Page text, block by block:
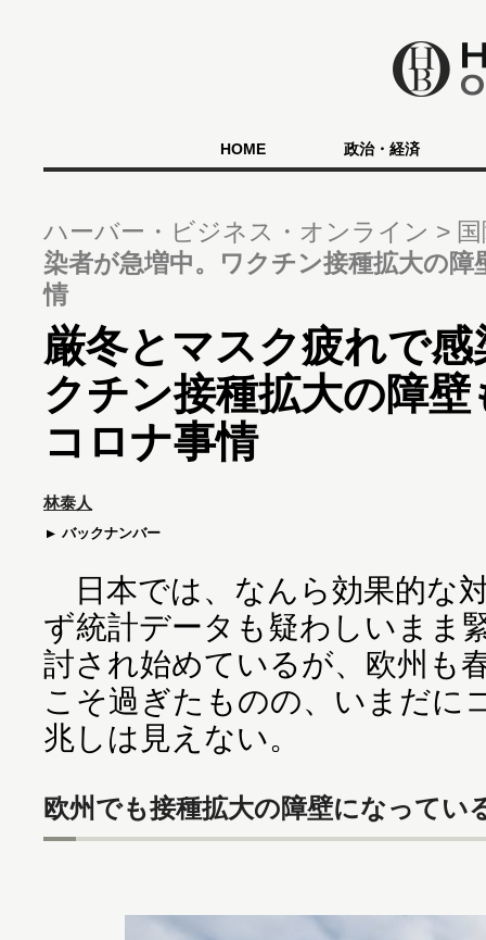
HOME 政治・経済
ハーバー・ビジネス・オンライン
染者が急増中。ワクチン接種拡大の
情
厳冬とマスク疲れで
クチン接種拡大の障
コロナ事情
林泰人
バックナンバー
日本では、なんら効果的な
ず統計データも疑わしいまま
討され始めているが、欧州も
こそ過ぎたものの、いまだに
兆しは見えない。
欧州でも接種拡大の障壁になってい